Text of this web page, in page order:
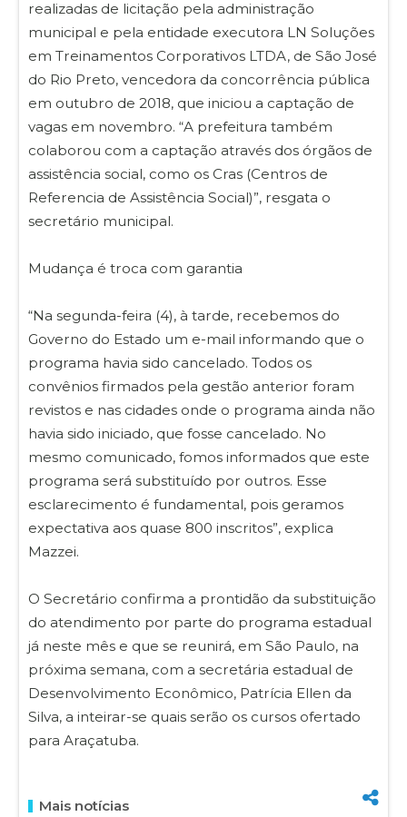
realizadas de licitação pela administração
municipal e pela entidade executora LN Soluções
em Treinamentos Corporativos LTDA, de São José
do Rio Preto, vencedora da concorrência pública
em outubro de 2018, que iniciou a captação de
vagas em novembro. “A prefeitura também
colaborou com a captação através dos órgãos de
assistência social, como os Cras (Centros de
Referencia de Assistência Social)”, resgata o
secretário municipal.
Mudança é troca com garantia
“Na segunda-feira (4), à tarde, recebemos do
Governo do Estado um e-mail informando que o
programa havia sido cancelado. Todos os
convênios firmados pela gestão anterior foram
revistos e nas cidades onde o programa ainda não
havia sido iniciado, que fosse cancelado. No
mesmo comunicado, fomos informados que este
programa será substituído por outros. Esse
esclarecimento é fundamental, pois geramos
expectativa aos quase 800 inscritos”, explica
Mazzei.
O Secretário confirma a prontidão da substituição
do atendimento por parte do programa estadual
já neste mês e que se reunirá, em São Paulo, na
próxima semana, com a secretária estadual de
Desenvolvimento Econômico, Patrícia Ellen da
Silva, a inteirar-se quais serão os cursos ofertado
para Araçatuba.
Mais notícias